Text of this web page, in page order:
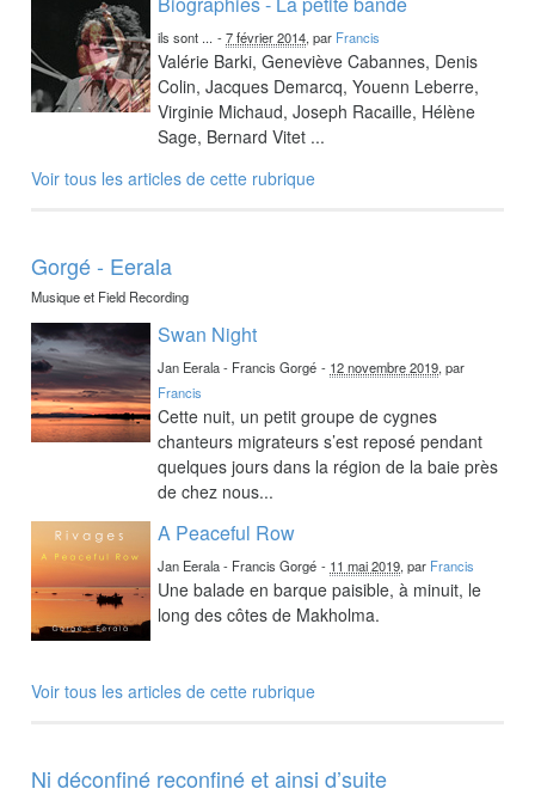
ils sont ... -7 février 2014, par Francis
Valérie Barki, Geneviève Cabannes, Denis
Colin, Jacques Demarcq, Youenn Leberre,
Virginie Michaud, Joseph Racaille, Hélène
Sage, Bernard Vitet ...
Voir tous les articles de cette rubrique
Gorgé - Eerala
Musique et Field Recording
Swan Night
Jan Eerala - Francis Gorgé - 12 novembre 2019, par
Francis
Cette nuit, un petit groupe de cygnes
chanteurs migrateurs s’est reposé pendant
quelques jours dans la région de la baie près
de chez nous...
A Peaceful Row
Jan Eerala - Francis Gorgé - 11 mai 2019, par Francis
Une balade en barque paisible, à minuit, le
long des côtes de Makholma.
Voir tous les articles de cette rubrique
Ni déconfiné reconfiné et ainsi d’suite